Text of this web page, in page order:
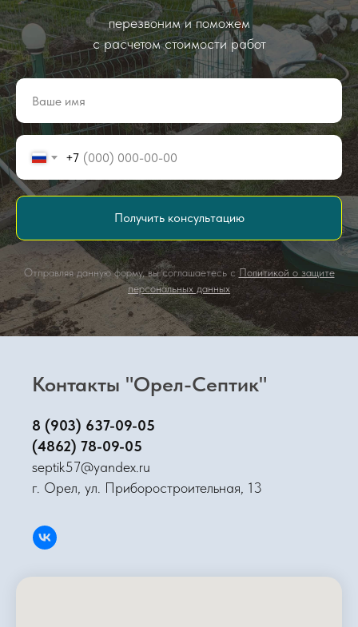
перезвоним и поможем
с расчетом стоимости работ
+7
Получить консультацию
Отправляя данную форму, вы соглашаетесь сПолитикой о защите
персональных данных
Контакты "Орел-Септик"
8 (903) 637-09-05
(4862) 78-09-05
septik57@yandex.ru
г. Орел, ул. Приборостроительная, 13